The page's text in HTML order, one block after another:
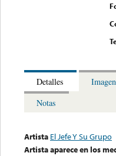
Detalles
Notas
Artista El Jefe Y Su Grupo
Artista aparece en los